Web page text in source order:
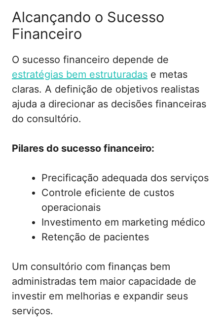
Alcançando o Sucesso
Financeiro
O sucesso financeiro depende de
estratégias bem estruturadas e metas
claras. A definição de objetivos realistas
ajuda a direcionar as decisões financeiras
do consultório.
Pilares do sucesso financeiro:
Precificação adequada dos serviços
Controle eficiente de custos
operacionais
Investimento em marketing médico
Retenção de pacientes
Um consultório com finanças bem
administradas tem maior capacidade de
investir em melhorias e expandir seus
serviços.